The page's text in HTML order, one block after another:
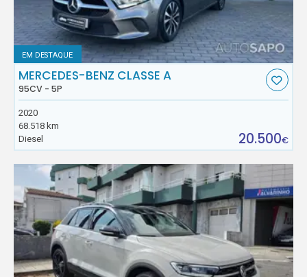
EM DESTAQUE
MERCEDES-BENZ CLASSE A
95CV - 5P
2020
68.518 km
Diesel
20.500€